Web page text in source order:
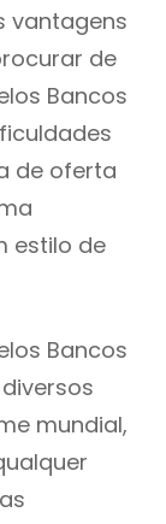
vantagens
de
Bancos
de oferta
estilo de
Bancos
mundial,